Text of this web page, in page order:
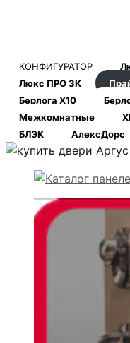
КОНФИГУРАТОР
Люкс ПРО 3К
Берлога Х10
Межкомнатные
БЛЭК
АлексДорс